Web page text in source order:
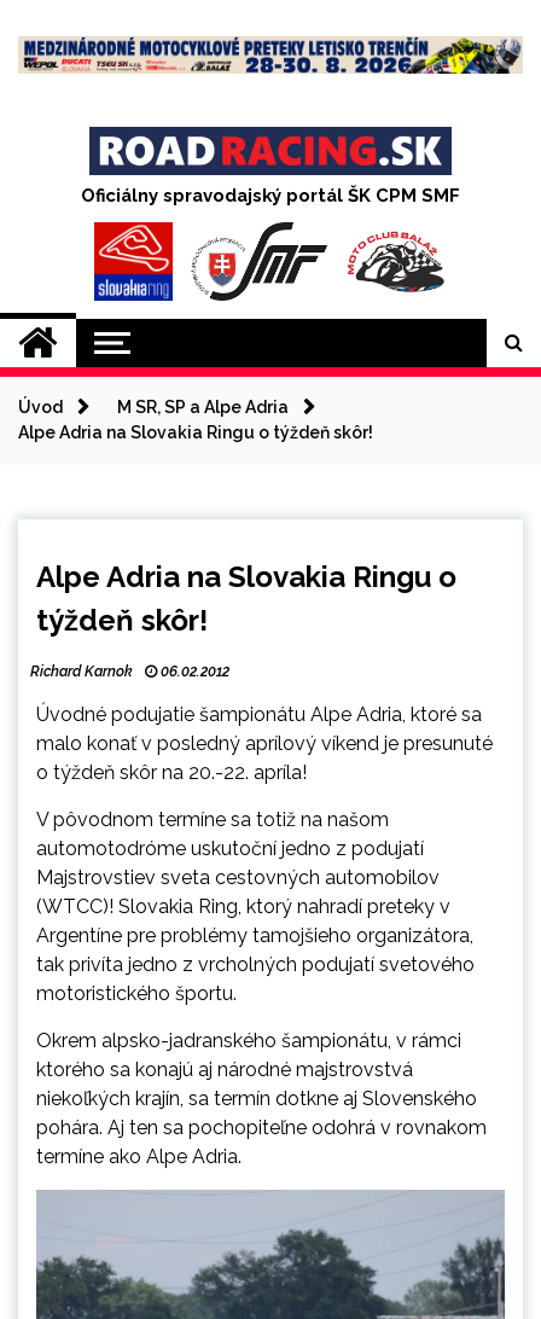
content
Oficiálny spravodajský portál ŠK CPM SMF
Úvod
M SR, SP a Alpe Adria
Alpe Adria na Slovakia Ringu o týždeň skôr!
Alpe Adria na Slovakia Ringu o
týždeň skôr!
Richard Karnok 06.02.2012
Úvodné podujatie šampionátu Alpe Adria, ktoré sa
malo konať v posledný aprílový víkend je presunuté
o týždeň skôr na 20.-22. apríla!
V pôvodnom termíne sa totiž na našom
automotodróme uskutoční jedno z podujatí
Majstrovstiev sveta cestovných automobilov
(WTCC)! Slovakia Ring, ktorý nahradí preteky v
Argentíne pre problémy tamojšieho organizátora,
tak privíta jedno z vrcholných podujatí svetového
motoristického športu.
Okrem alpsko-jadranského šampionátu, v rámci
ktorého sa konajú aj národné majstrovstvá
niekoľkých krajín, sa termín dotkne aj Slovenského
pohára. Aj ten sa pochopiteľne odohrá v rovnakom
termíne ako Alpe Adria.